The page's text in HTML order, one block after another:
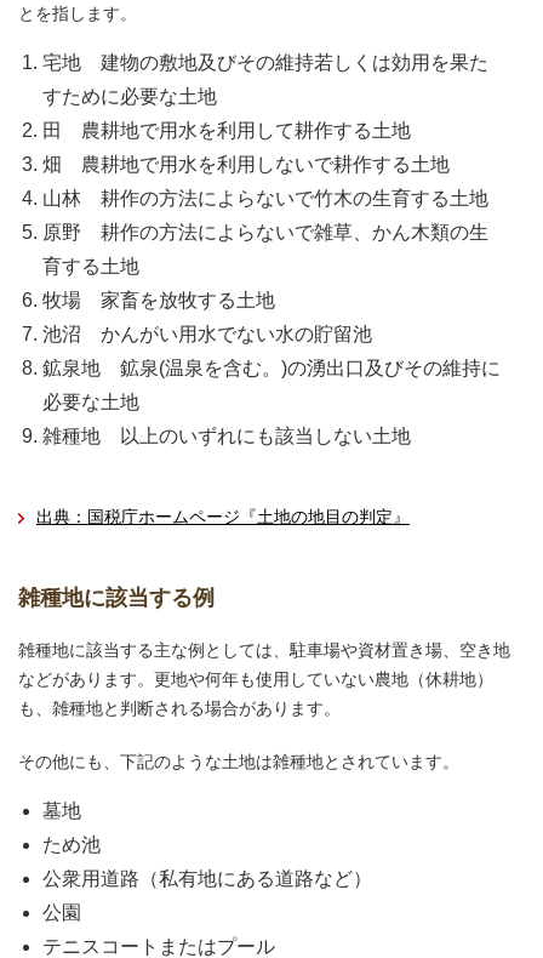
とを指します。
宅地 建物の敷地及びその維持若しくは効用を果た
すために必要な土地
田 農耕地で用水を利用して耕作する土地
畑 農耕地で用水を利用しないで耕作する土地
山林 耕作の方法によらないで竹木の生育する土地
原野 耕作の方法によらないで雑草、かん木類の生
育する土地
牧場 家畜を放牧する土地
池沼 かんがい用水でない水の貯留池
鉱泉地 鉱泉(温泉を含む。)の湧出口及びその維持に
必要な土地
雑種地 以上のいずれにも該当しない土地
出典：国税庁ホームページ『土地の地目の判定』
雑種地に該当する例
雑種地に該当する主な例としては、駐車場や資材置き場、空き地
などがあります。更地や何年も使用していない農地（休耕地）
も、雑種地と判断される場合があります。
その他にも、下記のような土地は雑種地とされています。
墓地
ため池
公衆用道路（私有地にある道路など）
公園
テニスコートまたはプール